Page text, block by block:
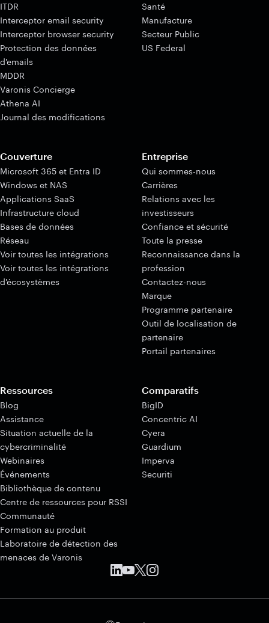
ITDR
Interceptor email security
Interceptor browser security
Protection des données
d'emails
MDDR
Varonis Concierge
Athena AI
Journal des modifications
Santé
Manufacture
Secteur Public
US Federal
Couverture
Microsoft 365 et Entra ID
Windows et NAS
Applications SaaS
Infrastructure cloud
Bases de données
Réseau
Voir toutes les intégrations
Voir toutes les intégrations
d'écosystèmes
Entreprise
Qui sommes-nous
Carrières
Relations avec les
investisseurs
Confiance et sécurité
Toute la presse
Reconnaissance dans la
profession
Contactez-nous
Marque
Programme partenaire
Outil de localisation de
partenaire
Portail partenaires
Ressources
Blog
Assistance
Situation actuelle de la
cybercriminalité
Webinaires
Événements
Bibliothèque de contenu
Centre de ressources pour RSSI
Communauté
Formation au produit
Laboratoire de détection des
menaces de Varonis
Comparatifs
BigID
Concentric AI
Cyera
Guardium
Imperva
Securiti